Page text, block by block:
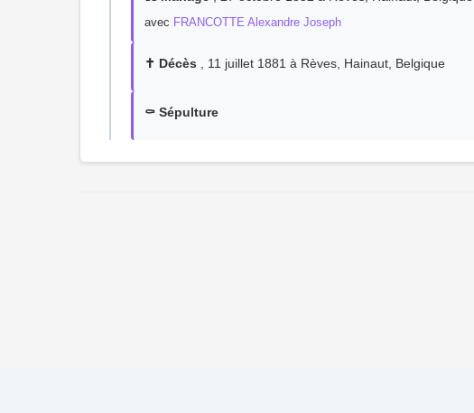
avec FRANCOTTE Alexandre Joseph
✝️ Décès , 11 juillet 1881 à Rèves, Hainaut, Belgique
⚰️ Sépulture